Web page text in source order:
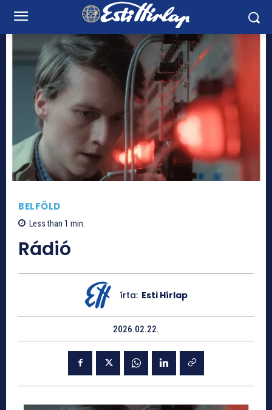
BELFÖLD
Less than 1 min.
Rádió
írta: Esti Hírlap
2026.02.22.